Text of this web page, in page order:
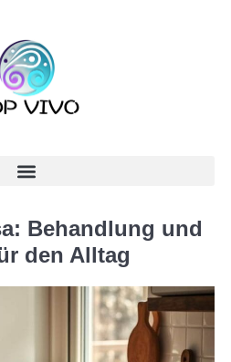
Behandlung und
den Alltag